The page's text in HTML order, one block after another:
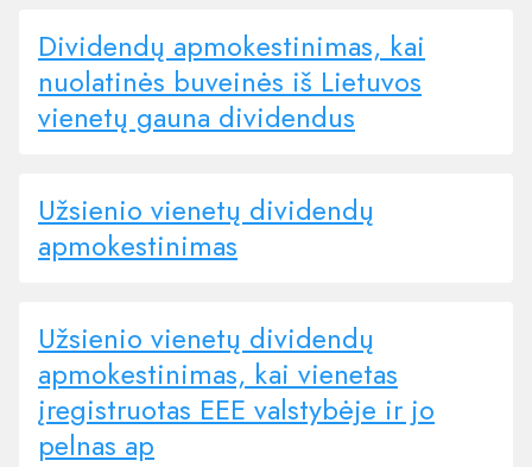
Dividendų apmokestinimas, kai
nuolatinės buveinės iš Lietuvos
vienetų gauna dividendus
Užsienio vienetų dividendų
apmokestinimas
Užsienio vienetų dividendų
apmokestinimas, kai vienetas
įregistruotas EEE valstybėje ir jo
pelnas ap